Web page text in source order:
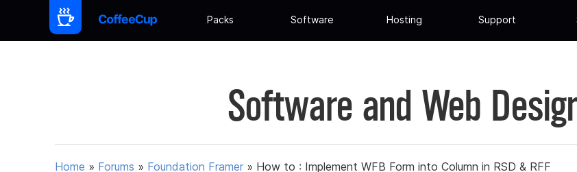
Packs Software Hosting Support
Software and Web
Home » Forums » Foundation Framer » How to : Implement WFB Form into Column in RSD & RFF